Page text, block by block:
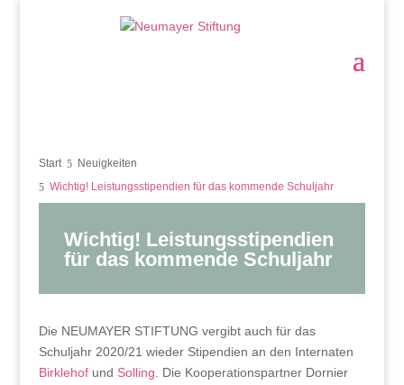
Start
Neuigkeiten
Wichtig! Leistungsstipendien für das kommende Schuljahr
Wichtig! Leistungsstipendien
für das kommende Schuljahr
Die NEUMAYER STIFTUNG vergibt auch für das
Schuljahr 2020/21 wieder Stipendien an den Internaten
Birklehofund Solling . Die Kooperationspartner Dornier